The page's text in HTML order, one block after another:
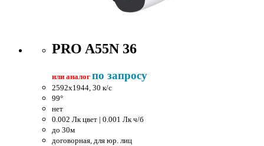
PRO A55N 36
или аналог по запросу
2592x1944, 30 к/c
99°
нет
0.002 Лк цвет | 0.001 Лк ч/б
до 30м
договорная, для юр. лиц